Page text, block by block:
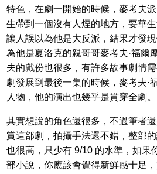
特色，在劇一開始的時候，麥考夫
生帶到一個沒有人煙的地方，要華
讓人誤以為他是大反派，結果才發
為他是夏洛克的親哥哥麥考夫·福爾
夫的戲份也很多，有許多故事劇情
劇發展到最後一集的時候，麥考夫·
人物，他的演出也幾乎是貫穿全劇。
其實想說的角色還很多，不過筆者
賞這部劇，拍攝手法還不錯，整部
也很高，只少有 9/10 的水準，如果
部小說，你應該會覺得新鮮感十足